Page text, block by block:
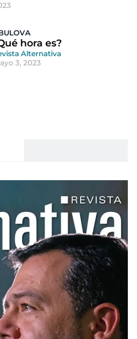
hora es?
Alternativa
3, 2023